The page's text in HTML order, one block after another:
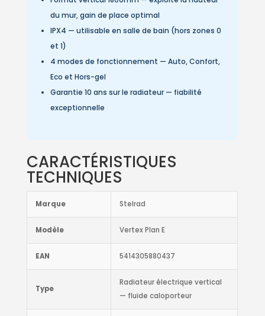
du mur, gain de place optimal
IPX4 — utilisable en salle de bain (hors zones 0
et 1)
4 modes de fonctionnement — Auto, Confort,
Eco et Hors-gel
Garantie 10 ans sur le radiateur — fiabilité
exceptionnelle
CARACTÉRISTIQUES
TECHNIQUES
Marque Stelrad
Modèle Vertex Plan E
EAN 5414305880437
Type
Radiateur électrique vertical
— fluide caloporteur